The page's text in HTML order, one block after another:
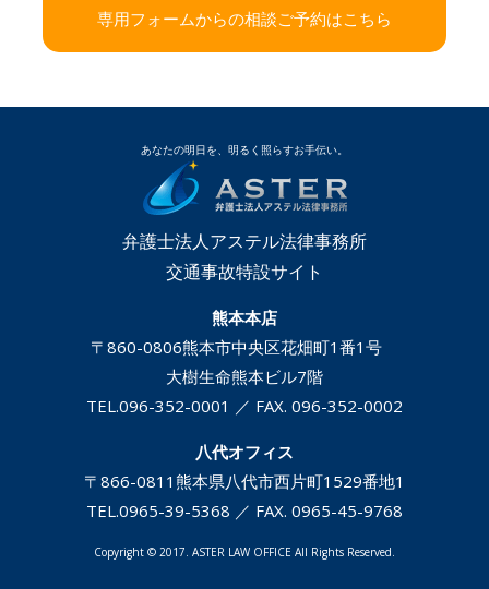
専用フォームからの相談ご予約はこちら
あなたの明日を、明るく照らすお手伝い。
弁護士法人アステル法律事務所
交通事故特設サイト
熊本本店
〒860-0806熊本市中央区花畑町1番1号
大樹生命熊本ビル7階
TEL.096-352-0001 ／ FAX. 096-352-0002
八代オフィス
〒866-0811 熊本県八代市西片町1529番地1
TEL.0965-39-5368 ／ FAX. 0965-45-9768
Copyright © 2017. ASTER LAW OFFICE All Rights Reserved.